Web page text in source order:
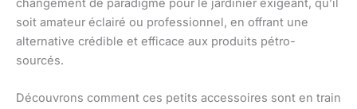
changement de paradigme pour le jardinier exigeant, qu’il
soit amateur éclairé ou professionnel, en offrant une
alternative crédible et efficace aux produits pétro-
sourcés.
Découvrons comment ces petits accessoires sont en train